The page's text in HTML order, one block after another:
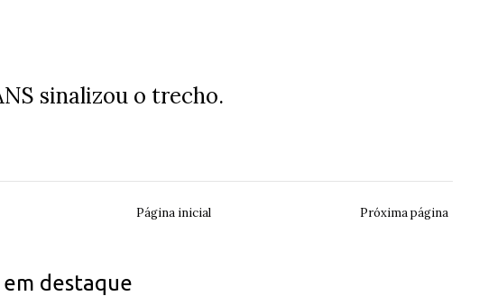
sinalizou o trecho.
Próxima página
Página inicial
em destaque